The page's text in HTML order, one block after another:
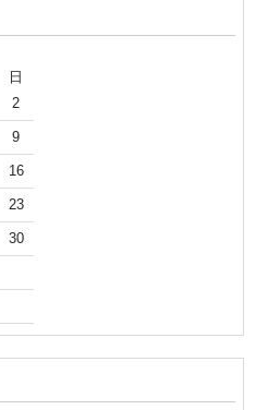
日
2
9
16
23
30